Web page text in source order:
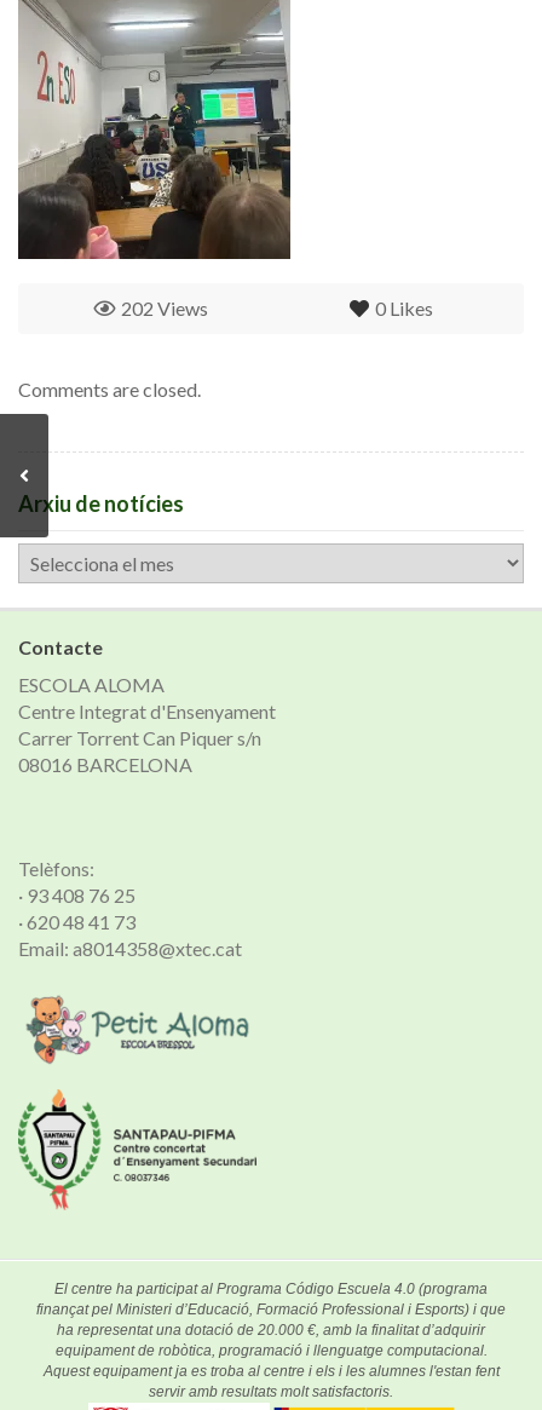
0 Likes
202 Views
Comments are closed.
Arxiu de notícies
Arxiu
de
notícies
Contacte
ESCOLA ALOMA
Centre Integrat d'Ensenyament
Carrer Torrent Can Piquer s/n
08016 BARCELONA
Telèfons:
· 93 408 76 25
· 620 48 41 73
Email: a8014358@xtec.cat
El centre ha participat al Programa Código Escuela 4.0 (programa
finançat pel Ministeri d’Educació, Formació Professional i Esports) i que
ha representat una dotació de 20.000 €, amb la finalitat d’adquirir
equipament de robòtica, programació i llenguatge computacional.
Aquest equipament ja es troba al centre i els i les alumnes l'estan fent
servir amb resultats molt satisfactoris.